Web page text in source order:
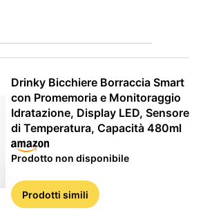
Drinky Bicchiere Borraccia Smart
con Promemoria e Monitoraggio
Idratazione, Display LED, Sensore
di Temperatura, Capacità 480ml
Prodotto non disponibile
Prodotti simili